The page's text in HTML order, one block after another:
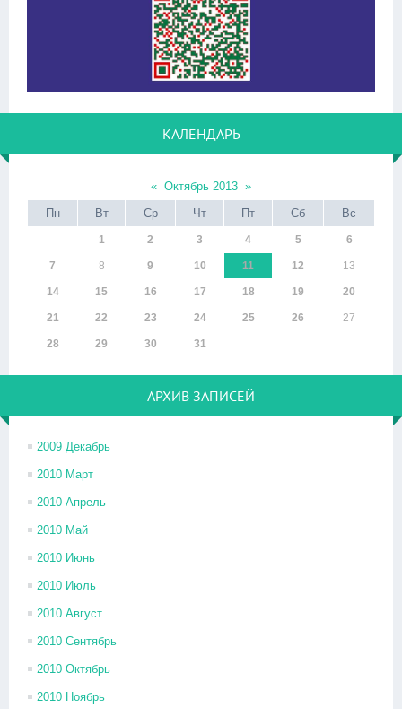
КАЛЕНДАРЬ
« Октябрь 2013 »
Пн
Вт Ср Чт Пт Сб Вс
1 2 3 4 5 6
7 8 9 10 11 12 13
14 15 16 17 18 19 20
21 22 23 24 25 26 27
28 29 30 31
АРХИВ ЗАПИСЕЙ
2009 Декабрь
2010 Март
2010 Апрель
2010 Май
2010 Июнь
2010 Июль
2010 Август
2010 Сентябрь
2010 Октябрь
2010 Ноябрь